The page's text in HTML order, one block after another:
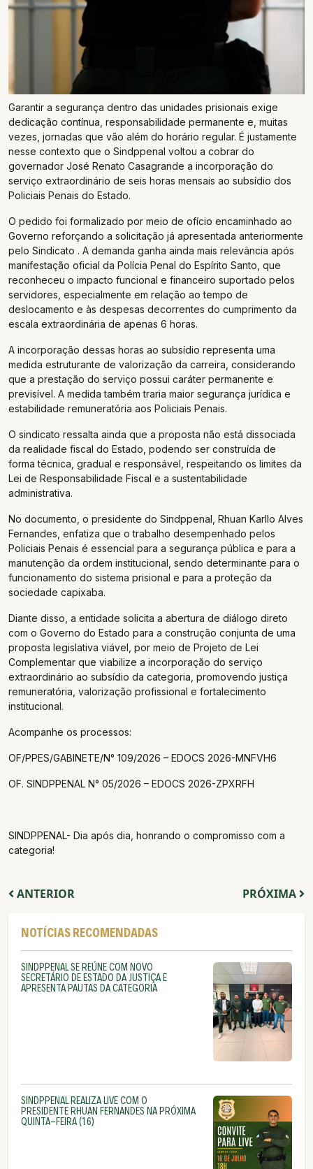
Garantir a segurança dentro das unidades prisionais exige
dedicação contínua, responsabilidade permanente e, muitas
vezes, jornadas que vão além do horário regular. É justamente
nesse contexto que o Sindppenal voltou a cobrar do
governador José Renato Casagrande a incorporação do
serviço extraordinário de seis horas mensais ao subsídio dos
Policiais Penais do Estado.
O pedido foi formalizado por meio de ofício encaminhado ao
Governo reforçando a solicitação já apresentada anteriormente
pelo Sindicato . A demanda ganha ainda mais relevância após
manifestação oficial da Polícia Penal do Espírito Santo, que
reconheceu o impacto funcional e financeiro suportado pelos
servidores, especialmente em relação ao tempo de
deslocamento e às despesas decorrentes do cumprimento da
escala extraordinária de apenas 6 horas.
A incorporação dessas horas ao subsídio representa uma
medida estruturante de valorização da carreira, considerando
que a prestação do serviço possui caráter permanente e
previsível. A medida também traria maior segurança jurídica e
estabilidade remuneratória aos Policiais Penais.
O sindicato ressalta ainda que a proposta não está dissociada
da realidade fiscal do Estado, podendo ser construída de
forma técnica, gradual e responsável, respeitando os limites da
Lei de Responsabilidade Fiscal e a sustentabilidade
administrativa.
No documento, o presidente do Sindppenal, Rhuan Karllo Alves
Fernandes, enfatiza que o trabalho desempenhado pelos
Policiais Penais é essencial para a segurança pública e para a
manutenção da ordem institucional, sendo determinante para o
funcionamento do sistema prisional e para a proteção da
sociedade capixaba.
Diante disso, a entidade solicita a abertura de diálogo direto
com o Governo do Estado para a construção conjunta de uma
proposta legislativa viável, por meio de Projeto de Lei
Complementar que viabilize a incorporação do serviço
extraordinário ao subsídio da categoria, promovendo justiça
remuneratória, valorização profissional e fortalecimento
institucional.
Acompanhe os processos:
OF/PPES/GABINETE/N° 109/2026 – EDOCS 2026-MNFVH6
OF. SINDPPENAL N° 05/2026 – EDOCS 2026-ZPXRFH
SINDPPENAL- Dia após dia, honrando o compromisso com a
categoria!
PRÓXIMA
ANTERIOR
NOTÍCIAS RECOMENDADAS
SINDPPENAL SE REÚNE COM NOVO
SECRETÁRIO DE ESTADO DA JUSTIÇA E
APRESENTA PAUTAS DA CATEGORIA
SINDPPENAL REALIZA LIVE COM O
PRESIDENTE RHUAN FERNANDES NA PRÓXIMA
QUINTA-FEIRA (16)